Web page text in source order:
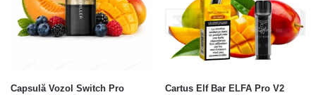
Capsulă Vozol Switch Pro
Cartus Elf Bar ELFA Pro V2